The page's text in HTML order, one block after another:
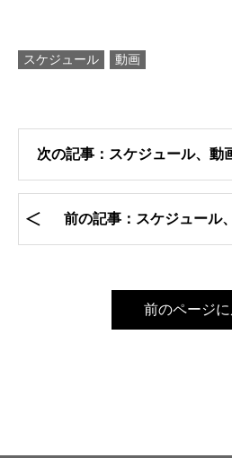
スケジュール 動画
次の記事：スケジュール、動
前の記事：スケジュール
前のページに